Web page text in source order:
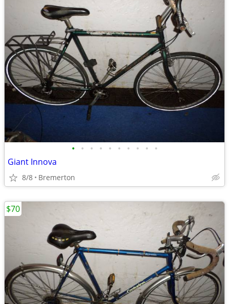
• • • • • • • • • •
Giant Innova
8/8 Bremerton
$70